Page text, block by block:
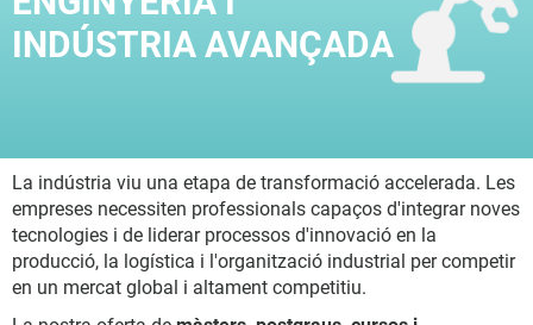
INDÚSTRIA AVANÇADA
La indústria viu una etapa de transformació accelerada. Les
empreses necessiten professionals capaços d'integrar noves
tecnologies i de liderar processos d'innovació en la
producció, la logística i l'organització industrial per competir
en un mercat global i altament competitiu.